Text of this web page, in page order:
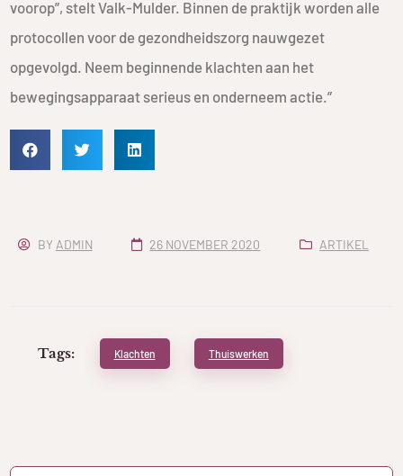
voorop”, stelt Valk-Mulder. Binnen de praktijk worden alle
protocollen voor de gezondheidszorg nauwgezet
opgevolgd. Neem beginnende klachten aan het
bewegingsapparaat serieus en onderneem actie.”
BY ADMIN 26 NOVEMBER 2020 ARTIKEL
Tags: Klachten Thuiswerken